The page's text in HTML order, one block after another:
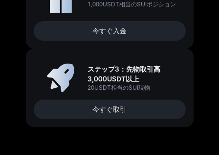
1,000USDT相当のSUIポジション
今すぐ入金
ステップ3：先物取引高
3,000USDT以上
20USDT相当のSUI現物
今すぐ取引